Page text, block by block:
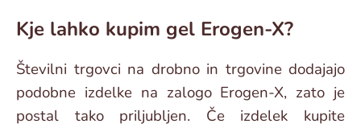
Kje lahko kupim gel Erogen-X?
Številni trgovci na drobno in trgovine dodajajo
podobne izdelke na zalogo Erogen-X, zato je
postal tako priljubljen. Če izdelek kupite